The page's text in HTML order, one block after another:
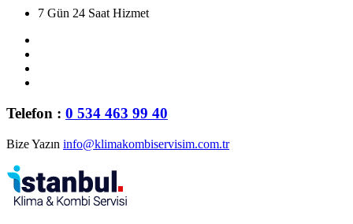
7 Gün 24 Saat Hizmet
Telefon : 0 534 463 99 40
Bize Yazın info@klimakombiservisim.com.tr